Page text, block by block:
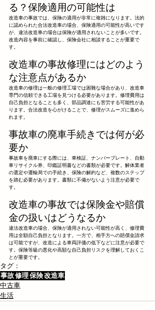
る？保険適用の可能性は
改造車の事故では、保険の適用が非常に複雑になります。法的
に認められた合法改造車の場合、保険適用の可能性が高いです
が、違法改造車の場合は保険が適用されないことが多いです。
改造内容を事前に確認し、保険会社に相談することが重要で
す。
改造車の事故修理にはどのよう
な注意点があるか
改造車の修理は一般の修理工場では困難な場合があり、改造車
専門の信頼できる工場を見つける必要があります。修理費用は
自己負担となることも多く、部品調達にも苦労する可能性があ
ります。合法改造を心がけることで、修理がスムーズに進めら
れます。
事故車の廃車手続きでは何が必
要か
事故車を廃車にする際には、車検証、ナンバープレート、自動
車リサイクル券、印鑑証明書などの書類が必要です。解体業者
の選定や運輸局での手続き、保険の解約など、複数のステップ
を踏む必要があります。書類に不備がないよう注意が必要で
す。
改造車の事故では保険金や賠償
金の扱いはどうなるか
違法改造車の場合、保険が適用されない可能性が高く、修理費
用は全額自己負担となります。一方で、相手方への賠償金請求
は可能ですが、改造による車両評価の低下などに注意が必要で
す。保険等級の悪化や高額な自己負担リスクを理解しておくこ
とが重要です。
タグ：
事故修理保険改造車
中古車
生活